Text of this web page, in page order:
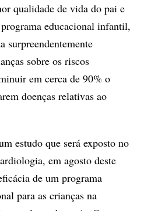
qualidade de vida do pai e
educacional infantil,
surpreendentemente
sobre os riscos
em cerca de 90% o
doenças relativas ao
estudo que será exposto no
em agosto deste
de um programa
para as crianças na